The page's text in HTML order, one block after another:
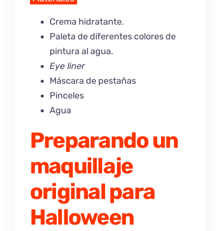
Crema hidratante.
Paleta de diferentes colores de
pintura al agua.
Eye liner
Máscara de pestañas
Pinceles
Agua
Preparando un
maquillaje
original para
Halloween